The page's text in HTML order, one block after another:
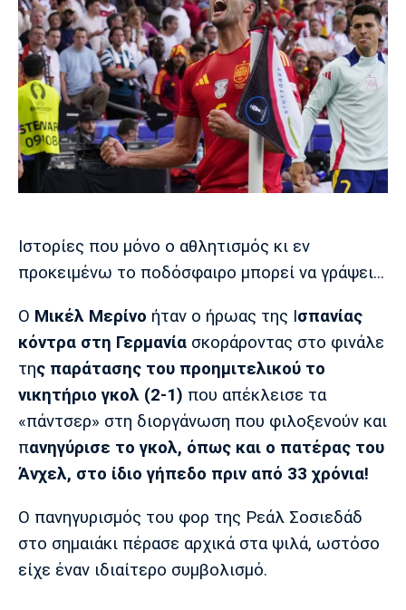
Διαιτησία
Ποδόσφαιρο Γυναικών
FIBA World Cup 2023
Ευ ζην
Βιβλίο
Μουσική
Πολιτισμός
Πρωτοσέλιδα
Έντυπη έκδοση
Στήλες
Τραγούδια
Cine Spot
Running
Media
Παρασκήνιο
Πρόγραμμα TV
Παναχαϊκή Ηρακλής Βόλος
Κηφισιά Πανσερραϊκός
Μπαρτσελόνα
Ρεάλ
Μαδρίτης
Μαδρίτης
Μάντσεστερ
Γιουνάιτεντ
Τσέλσι
Λίβερπουλ
Μάντσεστερ
Γιουβέντους
Ιστορίες που μόνο ο αθλητισμός κι εν
προκειμένω το ποδόσφαιρο μπορεί να γράψει...
Ο Μικέλ Μερίνο ήταν ο ήρωας της Ισπανίας
κόντρα στη Γερμανία σκοράροντας στο φινάλε
της παράτασης του προημιτελικού το
νικητήριο γκολ (2-1) που απέκλεισε τα
«πάντσερ» στη διοργάνωση που φιλοξενούν και
πανηγύρισε το γκολ, όπως και ο πατέρας του
Άνχελ, στο ίδιο γήπεδο πριν από 33 χρόνια!
Ο πανηγυρισμός του φορ της Ρεάλ Σοσιεδάδ
στο σημαιάκι πέρασε αρχικά στα ψιλά, ωστόσο
είχε έναν ιδιαίτερο συμβολισμό.